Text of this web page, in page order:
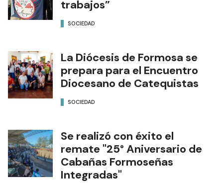
trabajos”
SOCIEDAD
La Diócesis de Formosa se
prepara para el Encuentro
Diocesano de Catequistas
SOCIEDAD
Se realizó con éxito el
remate "25° Aniversario de
Cabañas Formoseñas
Integradas"